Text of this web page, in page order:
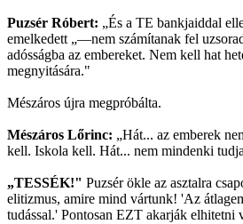
Puzsér Róbert: „És a TE bankjaiddal
emelkedett „—nem számítanak fel
adósságba az embereket. Nem kell hat
megnyitására."
Mészáros újra megpróbálta.
Mészáros Lőrinc: „Hát... az emberek
kell. Iskola kell. Hát... nem mindenki
„TESSÉK!" Puzsér ökle az asztalra
elitizmus, amire mind vártunk! 'Az
tudással.' Pontosan EZT akarják elhitetni